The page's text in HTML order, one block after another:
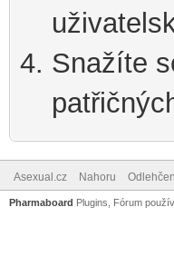
Snažíte
Asexual.cz Nahoru
Pharmaboard Plugins, Fórum